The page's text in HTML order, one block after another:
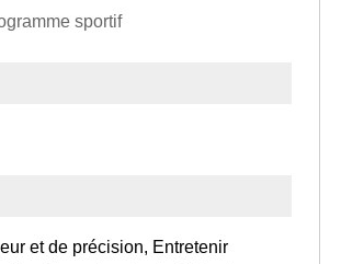
sportif
et de précision, Entretenir